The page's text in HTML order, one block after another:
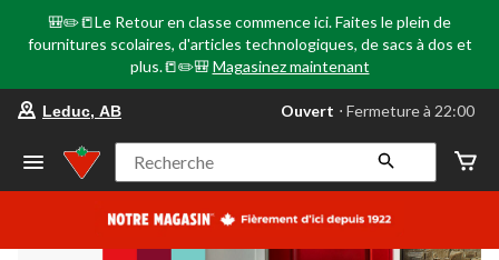
🎒✏️📒Le Retour en classe commence ici. Faites le plein de
fournitures scolaires, d'articles technologiques, de sacs à dos et
plus.📒✏️🎒 Magasinez maintenant
votre
préféré
Leduc,
AB,
courament
Fermeture
Leduc, AB Ouvert ⋅ Fermeture à 22:00
Recherche